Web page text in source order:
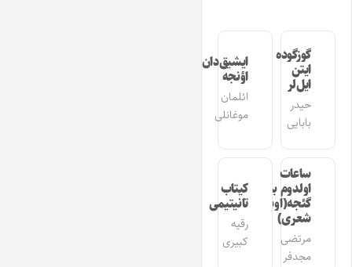
گوزگوده
ایتن
ایل‌لر
حیدر
بابایی
ایشیق‌دان
اؤنجه
ائلمان
موغانلی
ساعات
اولدوم بیر
گئجه(اوشاق
شعری)
مرتضی
مجدفر
کیتاب
تانیتیمی
رقیه
کبیری